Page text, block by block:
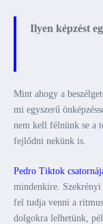
Ilyen képzést
Mint ahogy a
mi egyszerű
nem kell félnünk se a
fejlődni nekünk is.
Pedro Tiktok
mindenkire.
fel tudja venni a
dolgokra lelhetünk,